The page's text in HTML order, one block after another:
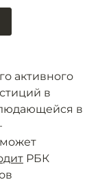
активного
в
в
РБК